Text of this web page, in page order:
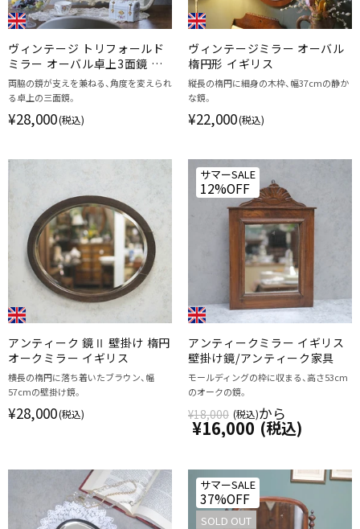
ヴィンテージ トリフォールド
ミラー オーバル卓上3面鏡 イ
ギリス
両脇の鏡が支えを兼ねる、角度を変えられ
る卓上の三面鏡。
¥28,000(税込)
ヴィンテージミラー オーバル
楕円形 イギリス
縦長の楕円に細身の木枠、幅37cmの静か
な鏡。
¥22,000(税込)
アンティーク 鏡Ⅱ 壁掛け 楕円
オークミラー イギリス
横長の楕円に落ち着いたブラウン、幅
57cmの壁掛け鏡。
¥28,000(税込)
サマーSALE
12%OFF
アンティークミラー イギリス
壁掛け鏡/アンティーク家具
モールディングの枠に収まる、高さ53cm
のオークの鏡。
¥18,000 (税込)から
¥16,000 (税込)
サマーSALE
37%OFF
SOLD OUT